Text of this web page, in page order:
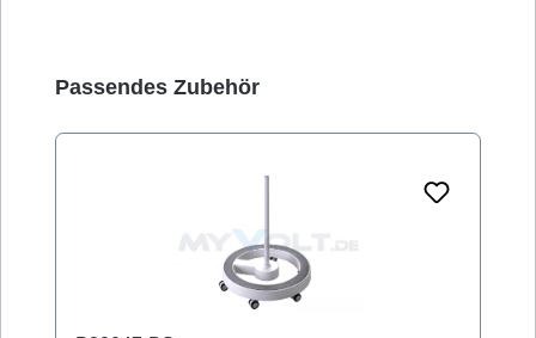
Produktgalerie überspringen
Passendes Zubehör